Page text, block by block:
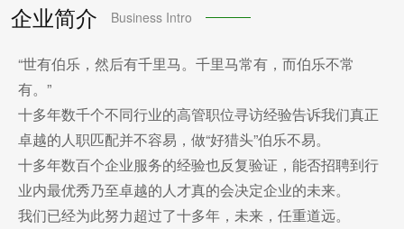
企业简介 Business Intro
“世有伯乐，然后有千里马。千里马常有，而伯乐不常
有。”
十多年数千个不同行业的高管职位寻访经验告诉我们真正
卓越的人职匹配并不容易，做“好猎头”伯乐不易。
十多年数百个企业服务的经验也反复验证，能否招聘到行
业内最优秀乃至卓越的人才真的会决定企业的未来。
我们已经为此努力超过了十多年，未来，任重道远。